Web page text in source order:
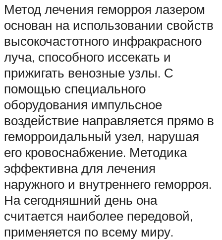
Метод лечения геморроя лазером
основан на использовании свойств
высокочастотного инфракрасного
луча, способного иссекать и
прижигать венозные узлы. С
помощью специального
оборудования импульсное
воздействие направляется прямо в
геморроидальный узел, нарушая
его кровоснабжение. Методика
эффективна для лечения
наружного и внутреннего геморроя.
На сегодняшний день она
считается наиболее передовой,
применяется по всему миру.